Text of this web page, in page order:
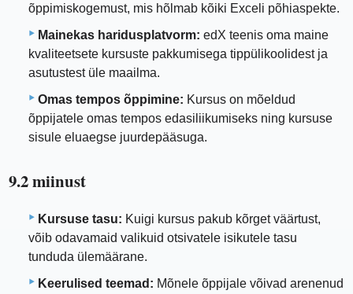
õppimiskogemust, mis hõlmab kõiki Exceli põhiaspekte.
Mainekas haridusplatvorm: edX teenis oma maine
kvaliteetsete kursuste pakkumisega tippülikoolidest ja
asutustest üle maailma.
Omas tempos õppimine: Kursus on mõeldud
õppijatele omas tempos edasiliikumiseks ning kursuse
sisule eluaegse juurdepääsuga.
9.2 miinust
Kursuse tasu: Kuigi kursus pakub kõrget väärtust,
võib odavamaid valikuid otsivatele isikutele tasu
tunduda ülemäärane.
Keerulised teemad: Mõnele õppijale võivad arenenud